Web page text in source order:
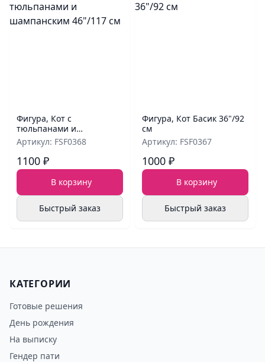
Фигура, Кот с
тюльпанами и
шампанским 46"/117 см
Артикул: FSF0368
1100 ₽
В корзину
Быстрый заказ
Фигура, Кот Басик 36"/92
см
Артикул: FSF0367
1000 ₽
В корзину
Быстрый заказ
КАТЕГОРИИ
Готовые решения
День рождения
На выписку
Гендер пати